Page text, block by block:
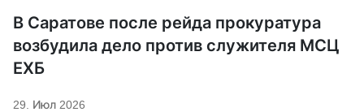
В Саратове после рейда прокуратура
возбудила дело против служителя МСЦ
ЕХБ
29. Июл 2026